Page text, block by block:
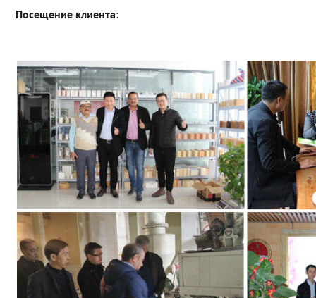
Посещение клиента: